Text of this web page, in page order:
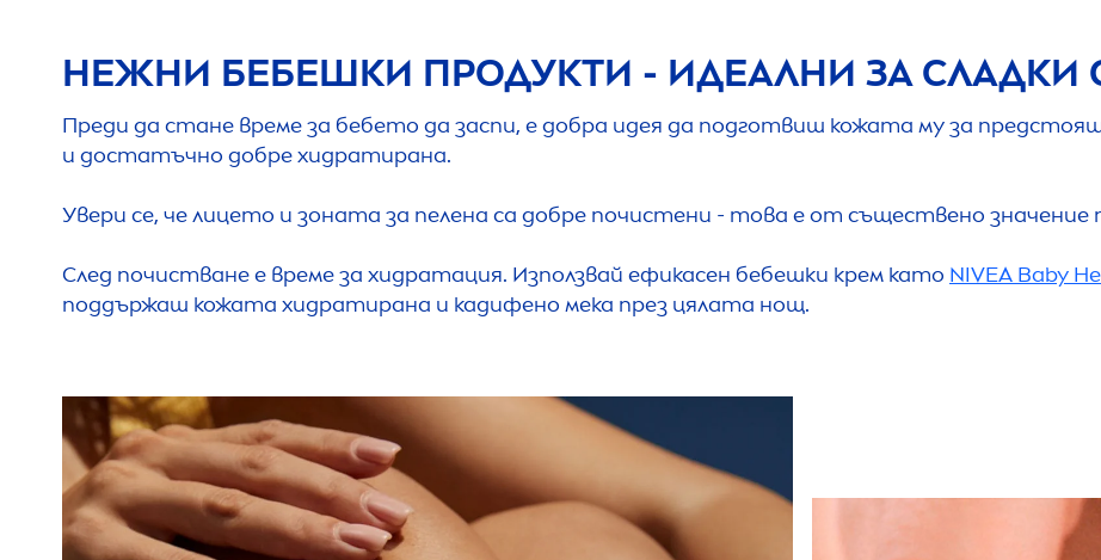
НЕЖНИ БЕБЕШКИ ПРОДУКТИ - ИДЕАЛНИ ЗА
Преди да стане време за бебето да заспи, е добра идея да подготвиш кожата му за
и достатъчно добре хидратирана.
Увери се, че лицето и зоната за пелена са добре почистени - това е от съществено значение
След почистване е време за хидратация. Използвай ефикасен бебешки крем като NIVEA Baby
поддържаш кожата хидратирана и кадифено мека през цялата нощ.